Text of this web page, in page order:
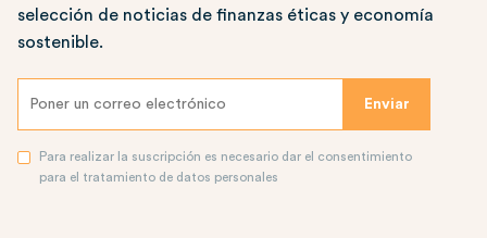
selección de noticias de finanzas éticas y economía
sostenible.
Para realizar la suscripción es necesario dar el consentimiento
para el tratamiento de datos personales